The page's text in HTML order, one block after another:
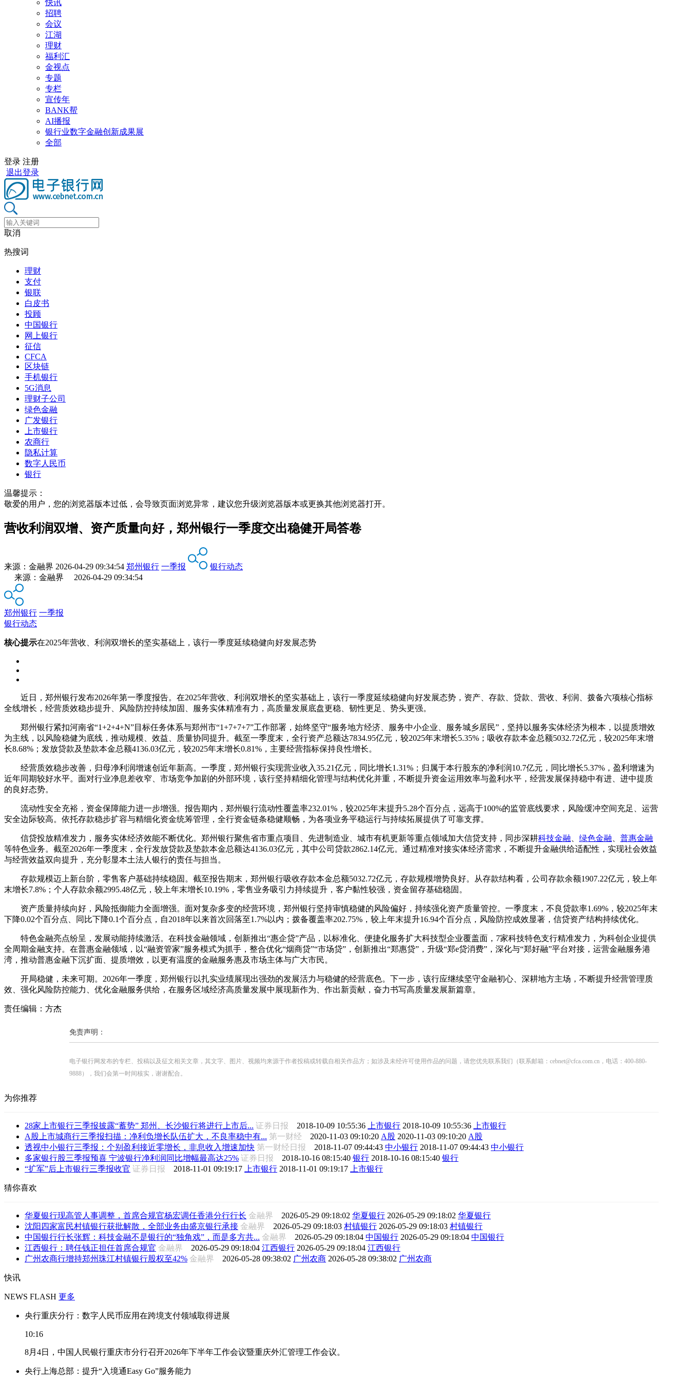
快讯
招聘
会议
江湖
理财
福利汇
金视点
专题
专栏
宣传年
BANK帮
AI播报
银行业数字金融创新成果展
全部
登录 注册
退出登录
取消
热搜词
理财
支付
银联
白皮书
投顾
中国银行
网上银行
征信
CFCA
区块链
手机银行
5G消息
理财子公司
绿色金融
广发银行
上市银行
农商行
隐私计算
数字人民币
银行
温馨提示：
敬爱的用户，您的浏览器版本过低，会导致页面浏览异常，建议您升级浏览器版本或更换其他浏览器打开。
营收利润双增、资产质量向好，郑州银行一季度交出稳健开局答卷
来源： 金融界 2026-04-29 09:34:54 郑州银行 一季报
银行动态
来源：金融界 2026-04-29 09:34:54
郑州银行 一季报
银行动态
核心提示在2025年营收、利润双增长的坚实基础上，该行一季度延续稳健向好发展态势
近日，郑州银行发布2026年第一季度报告。在2025年营收、利润双增长的坚实基础上，该行一季度延续稳健向好发展态势，资产、存款、贷款、营收、利润、拨备六项核心指标
全线增长，经营质效稳步提升、风险防控持续加固、服务实体精准有力，高质量发展底盘更稳、韧性更足、势头更强。
郑州银行紧扣河南省“1+2+4+N”目标任务体系与郑州市“1+7+7+7”工作部署，始终坚守“服务地方经济、服务中小企业、服务城乡居民”，坚持以服务实体经济为根本，以提质增效
为主线，以风险稳健为底线，推动规模、效益、质量协同提升。截至一季度末，全行资产总额达7834.95亿元，较2025年末增长5.35%；吸收存款本金总额5032.72亿元，较2025年末增
长8.68%；发放贷款及垫款本金总额4136.03亿元，较2025年末增长0.81%，主要经营指标保持良性增长。
经营质效稳步改善，归母净利润增速创近年新高。一季度，郑州银行实现营业收入35.21亿元，同比增长1.31%；归属于本行股东的净利润10.7亿元，同比增长5.37%，盈利增速为
近年同期较好水平。面对行业净息差收窄、市场竞争加剧的外部环境，该行坚持精细化管理与结构优化并重，不断提升资金运用效率与盈利水平，经营发展保持稳中有进、进中提质
的良好态势。
流动性安全充裕，资金保障能力进一步增强。报告期内，郑州银行流动性覆盖率232.01%，较2025年末提升5.28个百分点，远高于100%的监管底线要求，风险缓冲空间充足、运营
安全边际较高。依托存款稳步扩容与精细化资金统筹管理，全行资金链条稳健顺畅，为各项业务平稳运行与持续拓展提供了可靠支撑。
信贷投放精准发力，服务实体经济效能不断优化。郑州银行聚焦省市重点项目、先进制造业、城市有机更新等重点领域加大信贷支持，同步深耕科技金融 绿色金融
普惠金融
等特色业务。截至2026年一季度末，全行发放贷款及垫款本金总额达4136.03亿元，其中公司贷款2862.14亿元。通过精准对接实体经济需求，不断提升金融供给适配性，实现社会效益
与经营效益双向提升，充分彰显本土法人银行的责任与担当。
存款规模迈上新台阶，零售客户基础持续稳固。截至报告期末，郑州银行吸收存款本金总额5032.72亿元，存款规模增势良好。从存款结构看，公司存款余额1907.22亿元，较上年
末增长7.8%；个人存款余额2995.48亿元，较上年末增长10.19%，零售业务吸引力持续提升，客户黏性较强，资金留存基础稳固。
资产质量持续向好，风险抵御能力全面增强。面对复杂多变的经营环境，郑州银行坚持审慎稳健的风险偏好，持续强化资产质量管控。一季度末，不良贷款率1.69%，较2025年末
下降0.02个百分点、同比下降0.1个百分点，自2018年以来首次回落至1.7%以内；拨备覆盖率202.75%，较上年末提升16.94个百分点，风险防控成效显著，信贷资产结构持续优化。
特色金融亮点纷呈，发展动能持续激活。在科技金融领域，创新推出“惠企贷”产品，以标准化、便捷化服务扩大科技型企业覆盖面，7家科技特色支行精准发力，为科创企业提供
全周期金融支持。在普惠金融领域，以“融资管家”服务模式为抓手，整合优化“烟商贷”“市场贷”，创新推出“郑惠贷”，升级“郑e贷消费”，深化与“郑好融”平台对接，运营金融服务港
湾，推动普惠金融下沉扩面、提质增效，以更有温度的金融服务惠及市场主体与广大市民。
开局稳健，未来可期。2026年一季度，郑州银行以扎实业绩展现出强劲的发展活力与稳健的经营底色。下一步，该行应继续坚守金融初心、深耕地方主场，不断提升经营管理质
效、强化风险防控能力、优化金融服务供给，在服务区域经济高质量发展中展现新作为、作出新贡献，奋力书写高质量发展新篇章。
责任编辑：方杰
免责声明：
电子银行网发布的专栏、投稿以及征文相关文章，其文字、图片、视频均来源于作者投稿或转载自相关作品方；如涉及未经许可使用作品的问题，请您优先联系我们（联系邮箱：cebnet@cfca.com.cn，电话：400-880-
9888），我们会第一时间核实，谢谢配合。
为你推荐
28家上市银行三季报披露“蓄势” 郑州、长沙银行将进行上市后... 证券日报 2018-10-09 10:55:36 上市银行 2018-10-09 10:55:36
上市银行
A股上市城商行三季报扫描：净利负增长队伍扩大，不良率稳中有... 第一财经 2020-11-03 09:10:20 A股 2020-11-03 09:10:20 A股
透视中小银行三季报：个别盈利接近零增长，非息收入增速加快 第一财经日报 2018-11-07 09:44:43 中小银行 2018-11-07 09:44:43 中小银行
多家银行股三季报预喜 宁波银行净利润同比增幅最高达25% 证券日报 2018-10-16 08:15:40 银行 2018-10-16 08:15:40 银行
“扩军”后上市银行三季报收官 证券日报 2018-11-01 09:19:17 上市银行 2018-11-01 09:19:17 上市银行
猜你喜欢
华夏银行现高管人事调整，首席合规官杨宏调任香港分行行长 金融界 2026-05-29 09:18:02 华夏银行 2026-05-29 09:18:02 华夏银行
沈阳四家富民村镇银行获批解散，全部业务由盛京银行承接 金融界 2026-05-29 09:18:03 村镇银行 2026-05-29 09:18:03 村镇银行
中国银行行长张辉：科技金融不是银行的“独角戏”，而是多方共... 金融界 2026-05-29 09:18:04 中国银行 2026-05-29 09:18:04 中国银行
江西银行：聘任钱正担任首席合规官 金融界 2026-05-29 09:18:04 江西银行 2026-05-29 09:18:04 江西银行
广州农商行增持郑州珠江村镇银行股权至42% 金融界 2026-05-28 09:38:02 广州农商 2026-05-28 09:38:02 广州农商
快讯
NEWS FLASH 更多
央行重庆分行：数字人民币应用在跨境支付领域取得进展
10:16
8月4日，中国人民银行重庆市分行召开2026年下半年工作会议暨重庆外汇管理工作会议。
央行上海总部：提升“入境通Easy Go”服务能力